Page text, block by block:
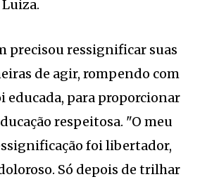
precisou ressignificar suas
de agir, rompendo com
educada, para proporcionar
respeitosa. "O meu
foi libertador,
Só depois de trilhar